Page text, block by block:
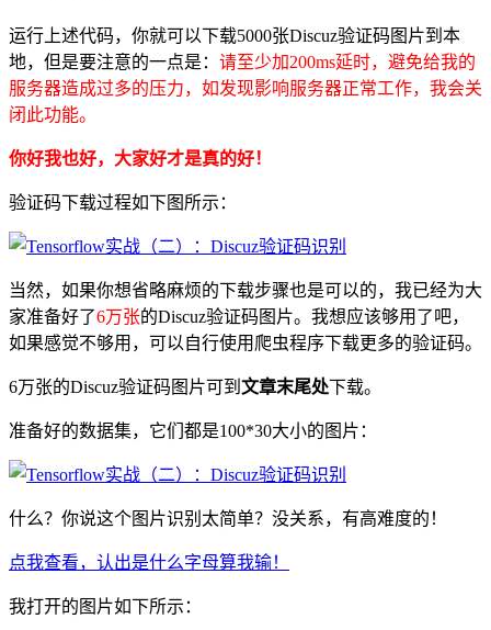
运行上述代码，你就可以下载5000张Discuz验证码图片到本
地，但是要注意的一点是： 请至少加200ms延时，避免给我的
服务器造成过多的压力，如发现影响服务器正常工作，我会关
闭此功能。
你好我也好，大家好才是真的好！
验证码下载过程如下图所示：
当然，如果你想省略麻烦的下载步骤也是可以的，我已经为大
家准备好了6万张的Discuz验证码图片。我想应该够用了吧，
如果感觉不够用，可以自行使用爬虫程序下载更多的验证码。
6万张的Discuz验证码图片可到 文章末尾处下载。
准备好的数据集，它们都是100*30大小的图片：
什么？你说这个图片识别太简单？没关系，有高难度的！
点我查看，认出是什么字母算我输！
我打开的图片如下所示：